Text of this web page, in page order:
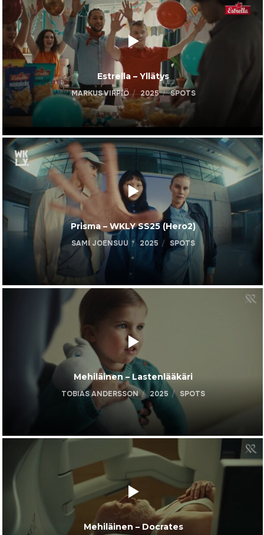
Estrella – Yllätys
MARKUS VIRPIÖ 2025 SPOTS
Prisma – WKLY SS25 (Hero2)
SAMI JOENSUU 2025 SPOTS
Mehiläinen – Lastenlääkäri
TOBIAS ANDERSSON 2025 SPOTS
Mehiläinen – Docrates